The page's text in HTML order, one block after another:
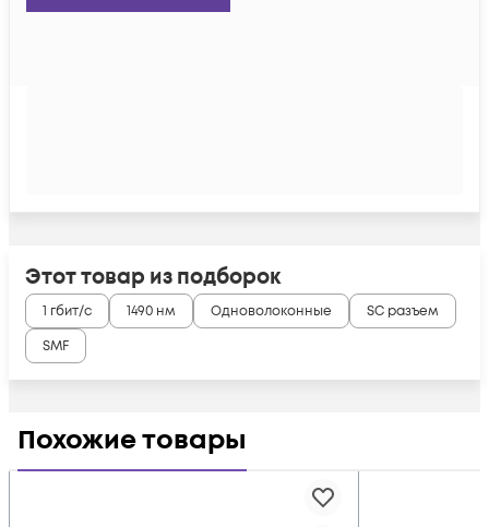
Этот товар из подборок
1 гбит/с 1490 нм Одноволоконные
SC разъем
SMF
Похожие товары